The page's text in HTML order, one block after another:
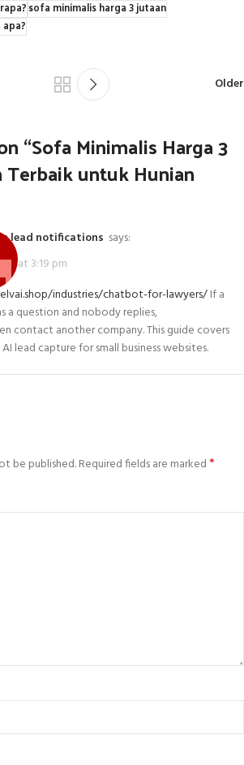
sofa minimalis harga 3 jutaan
Older
“Sofa Minimalis Harga 3
Terbaik untuk Hunian
lead notifications says:
at 3:19 pm
industries/chatbot-for-lawyers/If a
a question and nobody replies,
contact another company. This guide covers
lead capture for small business websites.
be published.Required fields are marked*